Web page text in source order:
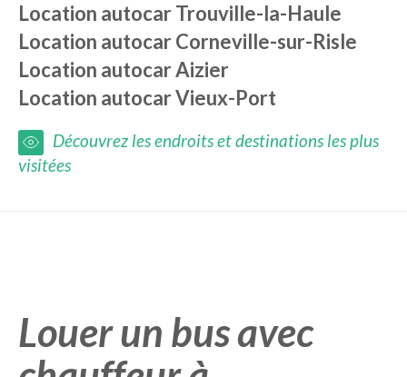
Location autocarTrouville-la-Haule
Location autocarCorneville-sur-Risle
Location autocarAizier
Location autocarVieux-Port
Découvrez les endroits et destinations les plus
visitées
Louer un bus avec